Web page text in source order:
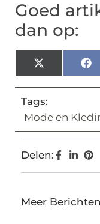
Goed
dan op:
X
(Twitter)
Tags:
Mode en
Delen:
Meer Berichten